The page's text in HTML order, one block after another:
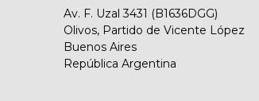
Av. F. Uzal 3431 (B1636DGG)
Olivos, Partido de Vicente López
Buenos Aires
República Argentina